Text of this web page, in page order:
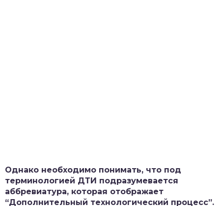
Однако необходимо понимать, что под
терминологией ДТИ подразумевается
аббревиатура, которая отображает
“Дополнительный технологический процесс”.